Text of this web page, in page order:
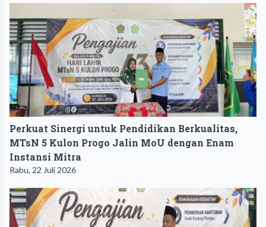
Perkuat Sinergi untuk Pendidikan Berkualitas,
MTsN 5 Kulon Progo Jalin MoU dengan Enam
Instansi Mitra
Rabu, 22 Juli 2026